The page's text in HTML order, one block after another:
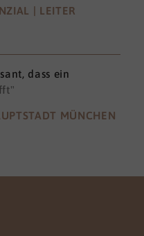
| LEITER
dass ein
MÜNCHEN